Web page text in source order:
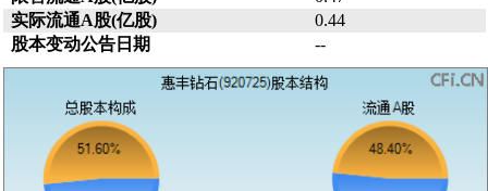
实际流通A股(亿股)
0.44
股本变动公告日期
--